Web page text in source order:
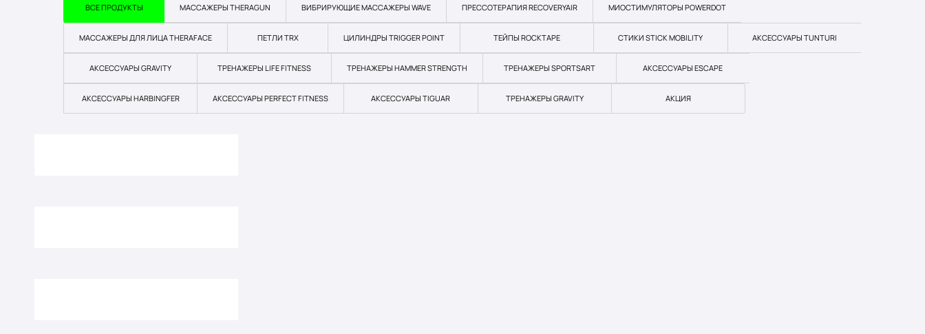
ВСЕ ПРОДУКТЫ МАССАЖЕРЫ THERAGUN ВИБРИРУЮЩИЕ МАССАЖЕРЫ WAVE ПРЕССОТЕРАПИЯ RECOVERYAIR МИОСТИМУЛЯТОРЫ POWERDOT
МАССАЖЕРЫ ДЛЯ ЛИЦА THERAFACE ПЕТЛИ TRX ЦИЛИНДРЫ TRIGGER POINT ТЕЙПЫ ROCKTAPE СТИКИ STICK MOBILITY АКСЕССУАРЫ TUNTURI
АКСЕССУАРЫ GRAVITY ТРЕНАЖЕРЫ LIFE FITNESS ТРЕНАЖЕРЫ HAMMER STRENGTH ТРЕНАЖЕРЫ SPORTSART АКСЕССУАРЫ ESCAPE
АКСЕССУАРЫ HARBINGFER АКСЕССУАРЫ PERFECT FITNESS АКСЕССУАРЫ TIGUAR ТРЕНАЖЕРЫ GRAVITY АКЦИЯ